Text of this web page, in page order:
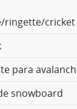
ringette/cricket
para
snowboard